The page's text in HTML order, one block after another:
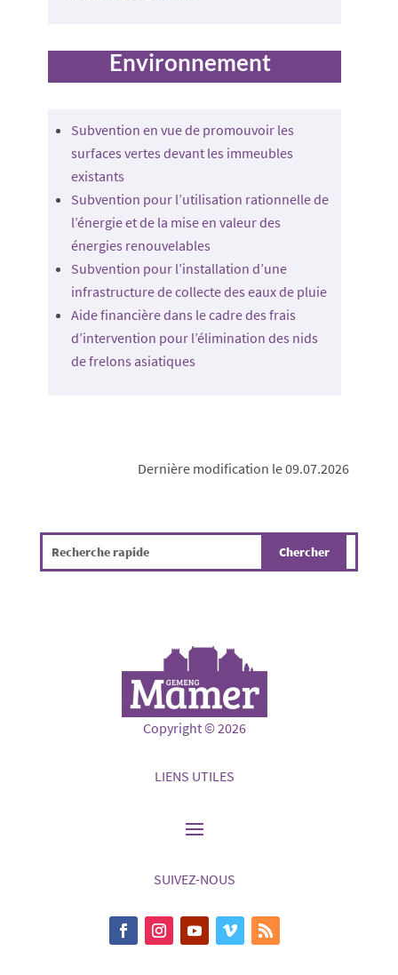
Environnement
Subvention en vue de promouvoir les
surfaces vertes devant les immeubles
existants
Subvention pour l’utilisation rationnelle de
l’énergie et de la mise en valeur des
énergies renouvelables
Subvention pour l’installation d’une
infrastructure de collecte des eaux de pluie
Aide financière dans le cadre des frais
d’intervention pour l’élimination des nids
de frelons asiatiques
Dernière modification le 09.07.2026
Copyright © 2026
LIENS UTILES
SUIVEZ-NOUS